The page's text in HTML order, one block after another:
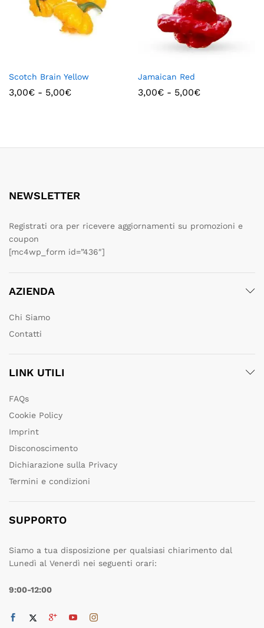
Scotch Brain Yellow
3,00€ - 5,00€
Jamaican Red
3,00€ - 5,00€
NEWSLETTER
Registrati ora per ricevere aggiornamenti su promozioni e
coupon
[mc4wp_form id=”436″]
AZIENDA
Chi Siamo
Contatti
LINK UTILI
FAQs
Cookie Policy
Imprint
Disconoscimento
Dichiarazione sulla Privacy
Termini e condizioni
SUPPORTO
Siamo a tua disposizione per qualsiasi chiarimento dal
Lunedì al Venerdì nei seguenti orari:
9:00-12:00